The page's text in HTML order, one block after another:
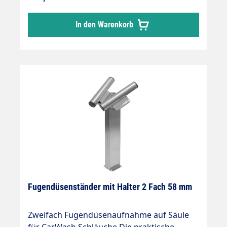
für einzelne SB-Sauger einsetzbar
hochwertige Verarbeitung stabil und
erweiterbar ansprechendes Design Äußerst
robust und stabil Edelstahldesign
ausgelegt für die neuen, auch unter Vacuum
leicht drehbaren Muffen.
In den Warenkorb
Fugendüsenständer mit Halter 2 Fach 58 mm
Zweifach Fugendüsenaufnahme auf Säule